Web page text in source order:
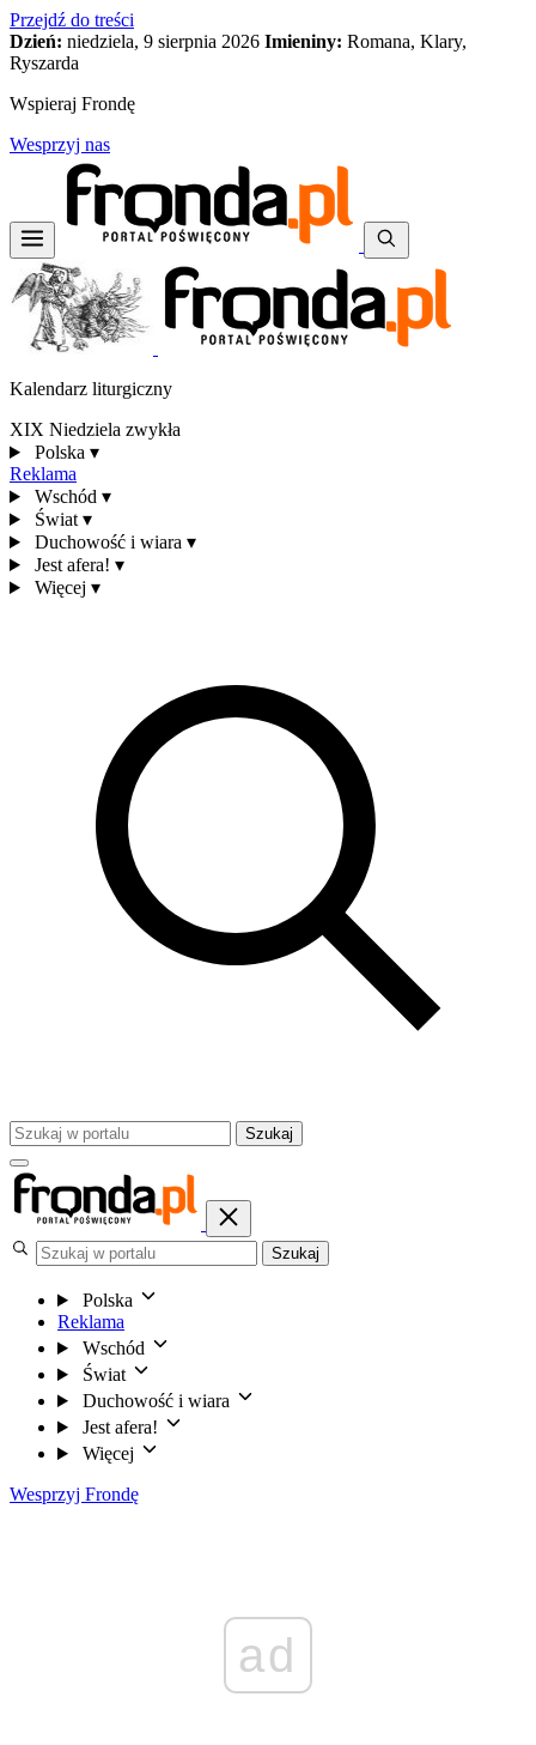
Przejdź do treści
Dzień: niedziela, 9 sierpnia 2026 Imieniny: Romana, Klary,
Ryszarda
Wspieraj Frondę
Wesprzyj nas
Kalendarz liturgiczny
XIX Niedziela zwykła
Polska ▾
Reklama
Wschód ▾
Świat ▾
Duchowość i wiara ▾
Jest afera! ▾
Więcej ▾
Szukaj
Szukaj
Polska
Reklama
Wschód
Świat
Duchowość i wiara
Jest afera!
Więcej
Wesprzyj Frondę
ad